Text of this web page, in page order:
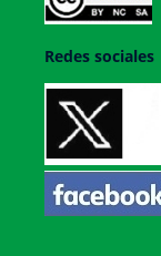
Redes sociales